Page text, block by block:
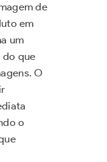
de
em
um
do que
O
o